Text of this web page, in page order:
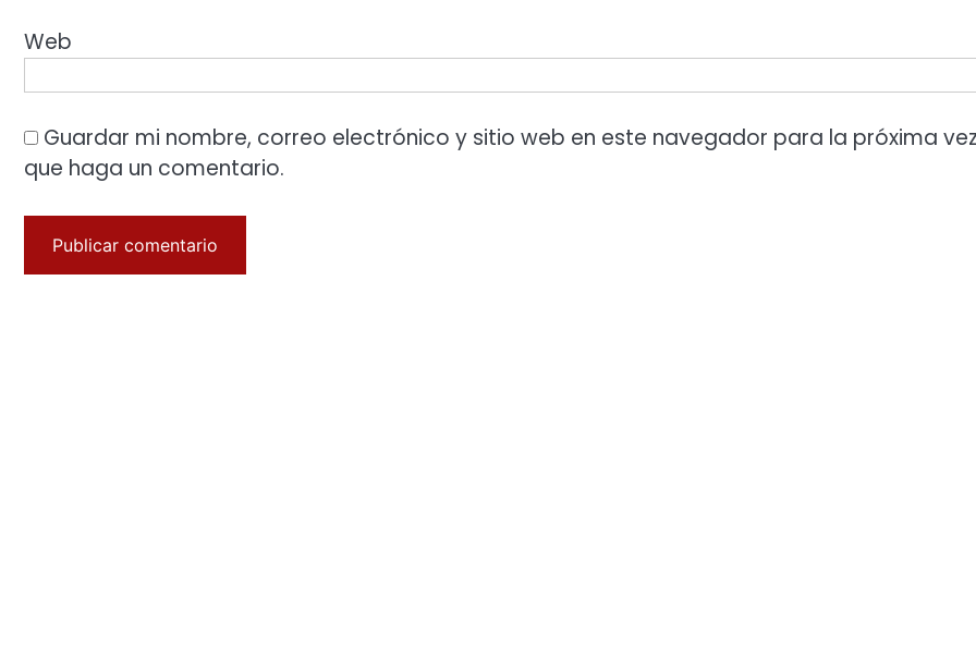
Web
Guardar mi nombre, correo electrónico y sitio web en este navegador para la próxima
que haga un comentario.